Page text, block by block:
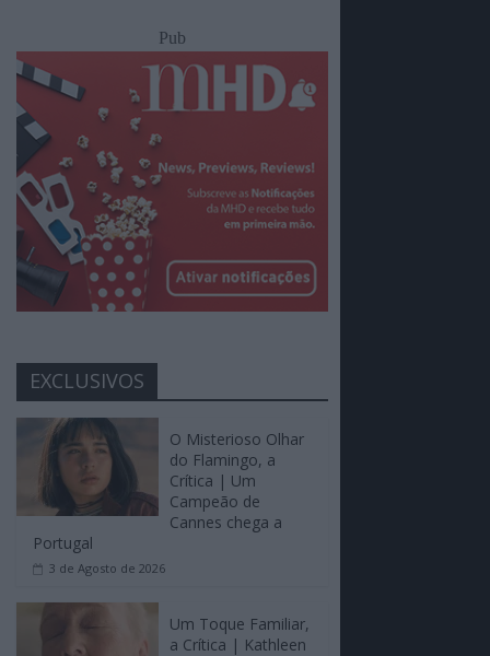
Pub
EXCLUSIVOS
O Misterioso Olhar
do Flamingo, a
Crítica | Um
Campeão de
Cannes chega a
Portugal
3 de Agosto de 2026
Um Toque Familiar,
a Crítica | Kathleen